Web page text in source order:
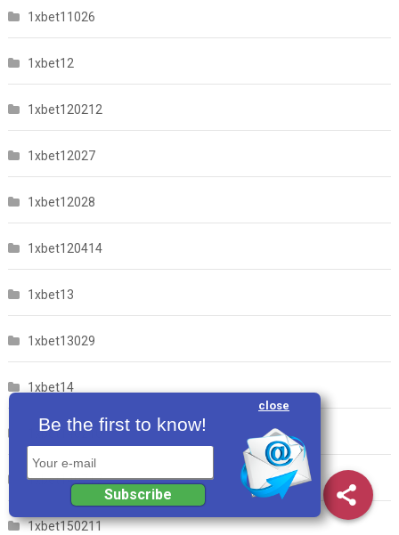
1xbet11026
1xbet12
1xbet120212
1xbet12027
1xbet12028
1xbet120414
1xbet13
1xbet13029
1xbet14
1xbet140210
1xbet140717
1xbet150211
close
Be the first to know!
Your e-mail
Subscribe